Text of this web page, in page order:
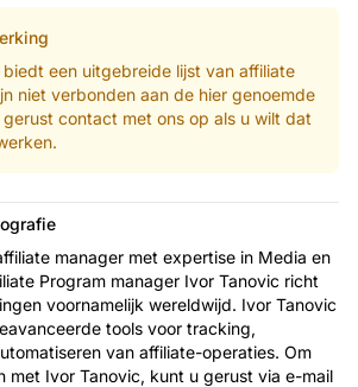
een uitgebreide lijst van affiliate
niet verbonden aan de hier genoemde
contact met ons op als u wilt dat
manager met expertise in Media en
Program manager Ivor Tanovic richt
voornamelijk wereldwijd. Ivor Tanovic
tools voor tracking,
van affiliate-operaties. Om
met Ivor Tanovic, kunt u gerust via e-mail